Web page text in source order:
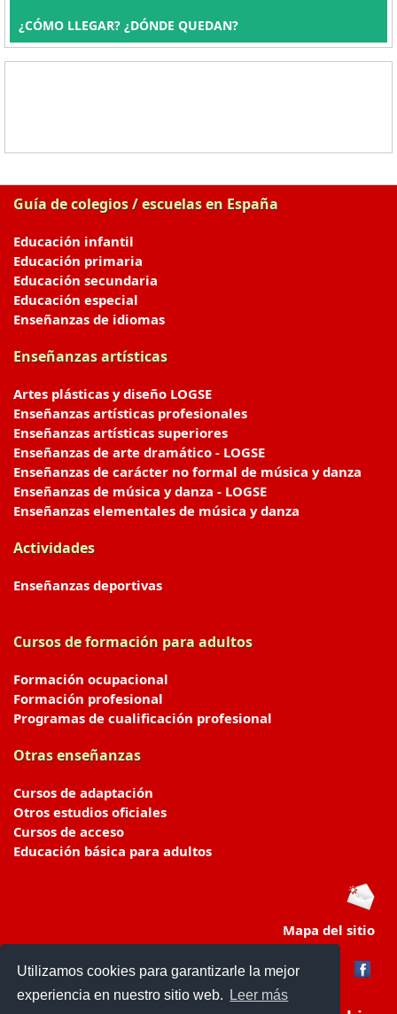
Utilizamos cookies para garantizarle la mejor
experiencia en nuestro sitio web.
Leer más
¿CÓMO LLEGAR? ¿DÓNDE QUEDAN?
Guía de colegios / escuelas en España
Educación infantil
Educación primaria
Educación secundaria
Educación especial
Enseñanzas de idiomas
Enseñanzas artísticas
Artes plásticas y diseño LOGSE
Enseñanzas artísticas profesionales
Enseñanzas artísticas superiores
Enseñanzas de arte dramático - LOGSE
Enseñanzas de carácter no formal de música y danza
Enseñanzas de música y danza - LOGSE
Enseñanzas elementales de música y danza
Actividades
Enseñanzas deportivas
Cursos de formación para adultos
Formación ocupacional
Formación profesional
Programas de cualificación profesional
Otras enseñanzas
Cursos de adaptación
Otros estudios oficiales
Cursos de acceso
Educación básica para adultos
Mapa del sitio